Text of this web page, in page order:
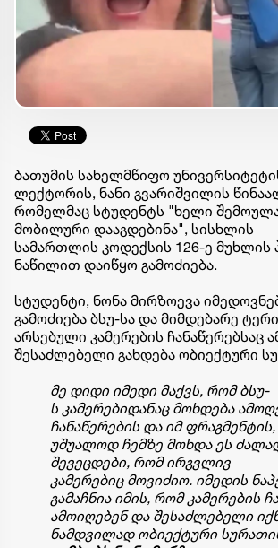
ბათუმის სახელმწიფო
ლექტორის, ნანი გვარიშვილის
რომელმაც სტუდენტს "ხელი
მობილური დააგდებინა", სისხლის
სამართლის კოდექსის 126-ე მუხლის
ნაწილით დაიწყო გამოძიება.
სტუდენტი, ნონა მირზოევა
გამოძიება ბსუ-სა და მიმდებარე
არსებული კამერების ჩანაწერებსაც
შესაძლებელი გახდება ობიექტური
მე დიდი იმედი მაქვს, რომ ბსუ-
ს კამერებიდანაც მოხდება
ჩანაწერების და იმ
უშუალოდ ჩემზე მოხდა ეს
შევეცდები, რომ ირგვლივ
კამერებიც მოვიძიო. იმედის
გამაჩნია იმის, რომ კამერების
ამოიღებენ და შესაძლებელი
ნამდვილად ობიექტური